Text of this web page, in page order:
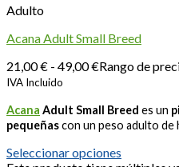
Adulto
Acana Adult Small Breed
21,00€ - 49,00€Rango de
IVA Incluido
Acana Adult Small Breed es un
pequeñascon un peso adulto de
Seleccionar opciones